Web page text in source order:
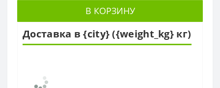
В КОРЗИНУ
Доставка в {city} ({weight_kg} кг)